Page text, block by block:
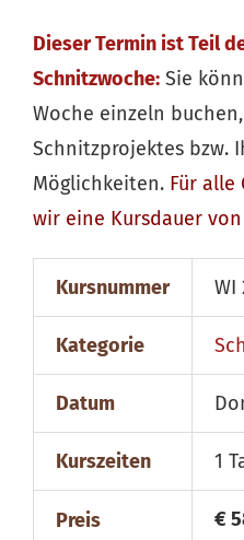
Dieser Termin ist Teil
Schnitzwoche: Sie
Woche einzeln
Schnitzprojektes bzw.
Möglichkeiten. Für alle
wir eine Kursdauer
Kursnummer WI
Kategorie
Datum
Kurszeiten 1
Preis €